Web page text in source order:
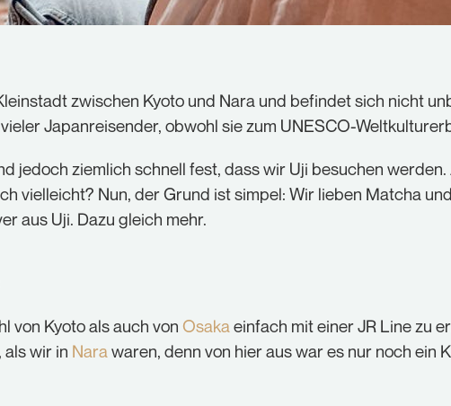
zwischen Kyoto und Nara und befindet sich nicht
Japanreisender, obwohl sie zum UNESCO-
jedoch ziemlich schnell fest, dass wir Uji besuchen
vielleicht? Nun, der Grund ist simpel: Wir lieben Matcha
aus Uji. Dazu gleich mehr.
von Kyoto als auch von Osaka einfach mit einer JR Line zu
als wir in Nara waren, denn von hier aus war es nur noch ein
Statistiken (1)
Cookie-Informationen anzeigen
Inhalte von Videoplattformen und Social-Media-
Plattformen werden standardmäßig blockiert. Wenn
Cookies von externen Medien akzeptiert werden, bedarf
der Zugriff auf diese Inhalte keiner manuellen